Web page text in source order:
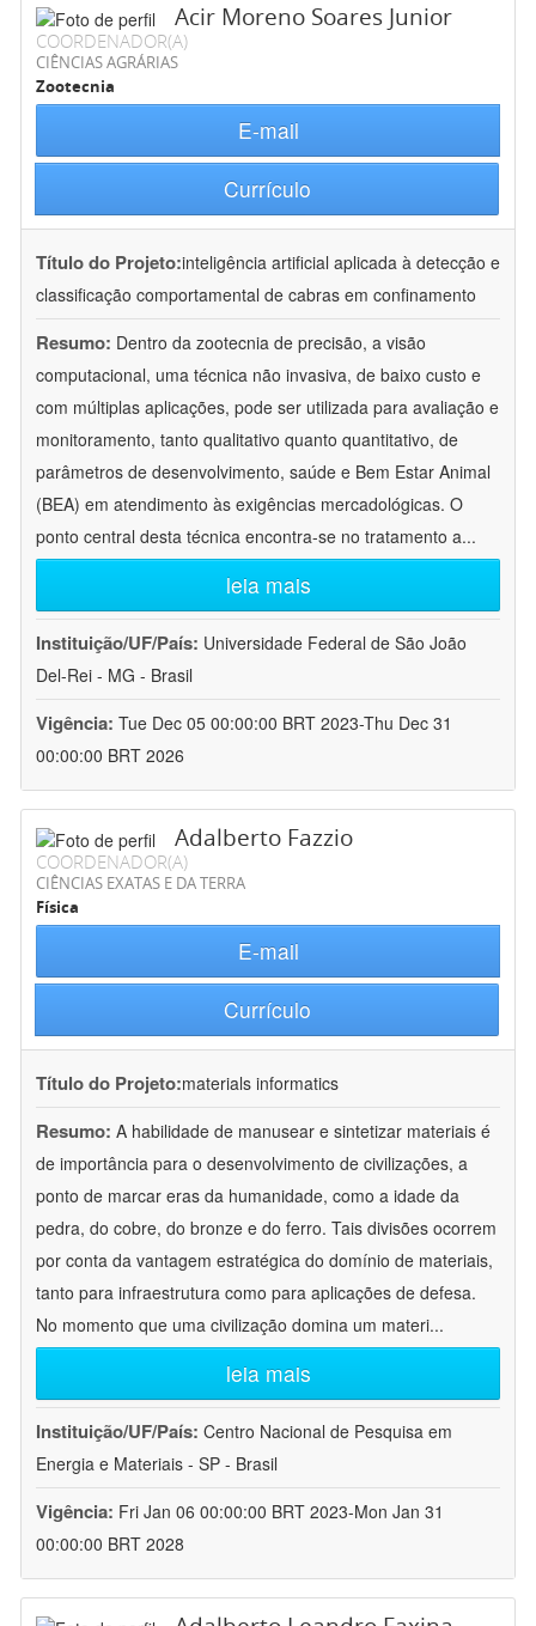
Acir Moreno Soares Junior
COORDENADOR(A)
CIÊNCIAS AGRÁRIAS
Zootecnia
E-mail
Currículo
Título do Projeto:inteligência artificial aplicada à detecção e
classificação comportamental de cabras em confinamento
Resumo: Dentro da zootecnia de precisão, a visão
computacional, uma técnica não invasiva, de baixo custo e
com múltiplas aplicações, pode ser utilizada para avaliação e
monitoramento, tanto qualitativo quanto quantitativo, de
parâmetros de desenvolvimento, saúde e Bem Estar Animal
(BEA) em atendimento às exigências mercadológicas. O
ponto central desta técnica encontra-se no tratamento a...
leia mais
Instituição/UF/País: Universidade Federal de São João
Del-Rei - MG - Brasil
Vigência: Tue Dec 05 00:00:00 BRT 2023-Thu Dec 31
00:00:00 BRT 2026
Adalberto Fazzio
COORDENADOR(A)
CIÊNCIAS EXATAS E DA TERRA
Física
E-mail
Currículo
Título do Projeto:materials informatics
Resumo: A habilidade de manusear e sintetizar materiais é
de importância para o desenvolvimento de civilizações, a
ponto de marcar eras da humanidade, como a idade da
pedra, do cobre, do bronze e do ferro. Tais divisões ocorrem
por conta da vantagem estratégica do domínio de materiais,
tanto para infraestrutura como para aplicações de defesa.
No momento que uma civilização domina um materi...
leia mais
Instituição/UF/País: Centro Nacional de Pesquisa em
Energia e Materiais - SP - Brasil
Vigência: Fri Jan 06 00:00:00 BRT 2023-Mon Jan 31
00:00:00 BRT 2028